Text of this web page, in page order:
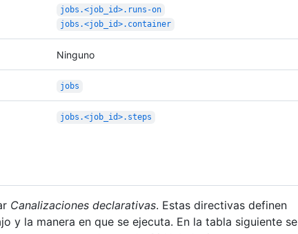
jobs.<job_id>.runs-on
jobs.<job_id>.container
Ninguno
jobs
jobs.<job_id>.steps
Canalizaciones declarativas. Estas directivas definen
y la manera en que se ejecuta. En la tabla siguiente se